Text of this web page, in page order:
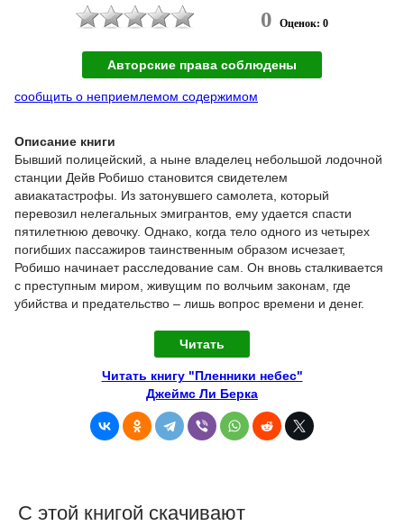
0 Оценок: 0
Авторские права соблюдены
сообщить о неприемлемом содержимом
Описание книги
Бывший полицейский, а ныне владелец небольшой лодочной
станции Дейв Робишо становится свидетелем
авиакатастрофы. Из затонувшего самолета, который
перевозил нелегальных эмигрантов, ему удается спасти
пятилетнюю девочку. Однако, когда тело одного из четырех
погибших пассажиров таинственным образом исчезает,
Робишо начинает расследование сам. Он вновь сталкивается
с преступным миром, живущим по волчьим законам, где
убийства и предательство – лишь вопрос времени и денег.
Читать
Читать книгу "Пленники небес"
Джеймс Ли Берка
С этой книгой скачивают